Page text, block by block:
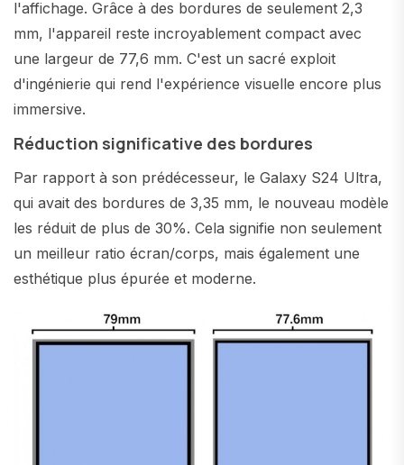
l'affichage. Grâce à des bordures de seulement 2,3
mm, l'appareil reste incroyablement compact avec
une largeur de 77,6 mm. C'est un sacré exploit
d'ingénierie qui rend l'expérience visuelle encore plus
immersive.
Réduction significative des bordures
Par rapport à son prédécesseur, le Galaxy S24 Ultra,
qui avait des bordures de 3,35 mm, le nouveau modèle
les réduit de plus de 30%. Cela signifie non seulement
un meilleur ratio écran/corps, mais également une
esthétique plus épurée et moderne.